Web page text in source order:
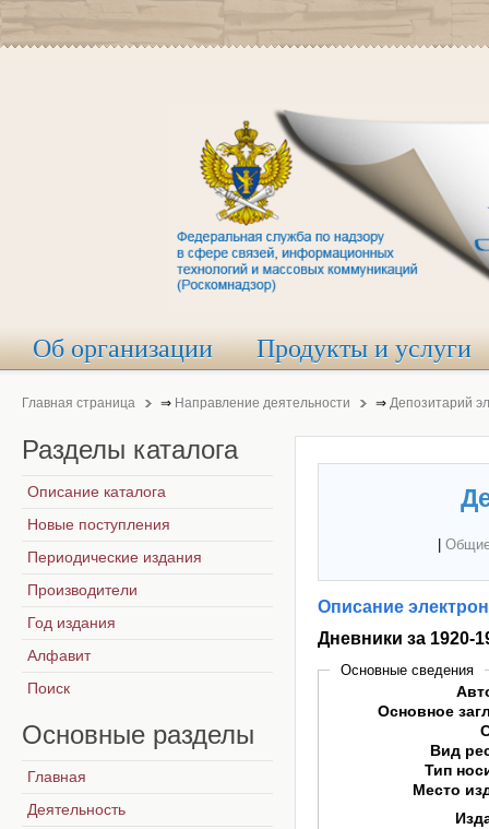
Об организации Продукты и услуги
Главная страница ⇒ Направление деятельности ⇒ Депозитарий
Описание
Дневники за 1920-
Основные сведения
Основное
Вид
Тип
Место
Разделы каталога
Описание каталога
Новые поступления
Периодические издания
Производители
Год издания
Алфавит
Поиск
Основные разделы
Главная
Деятельность